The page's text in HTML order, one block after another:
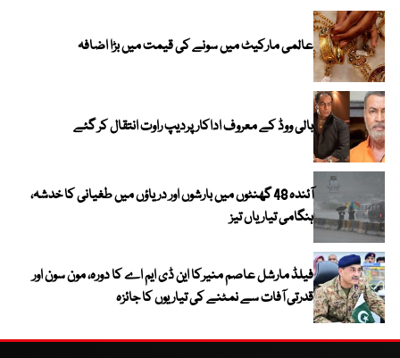
عالمی مارکیٹ میں سونے کی قیمت میں بڑا اضافہ
بالی ووڈ کے معروف اداکار پردیپ راوت انتقال کر گئے
آئندہ 48 گھنٹوں میں بارشوں اور دریاؤں میں طغیانی کا خدشہ،
ہنگامی تیاریاں تیز
فیلڈ مارشل عاصم منیرکا این ڈی ایم اے کا دورہ، مون سون اور
قدرتی آفات سے نمٹنے کی تیاریوں کا جائزہ